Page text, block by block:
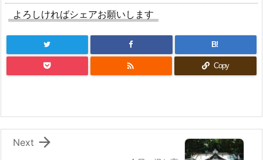
よろしければシェアお願いします
B!
 Copy

Next